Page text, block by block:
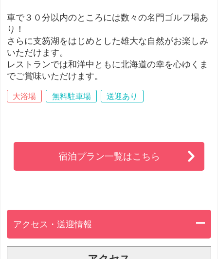
車で３０分以内のところには数々の名門ゴルフ場あ
り！
さらに支笏湖をはじめとした雄大な自然がお楽しみ
いただけます。
レストランでは和洋中ともに北海道の幸を心ゆくま
でご賞味いただけます。
大浴場 無料駐車場 送迎あり
宿泊プラン一覧はこちら
アクセス・送迎情報